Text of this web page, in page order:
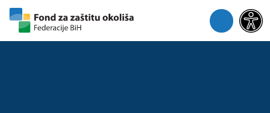
Skip to content
Skip to footer
Menu